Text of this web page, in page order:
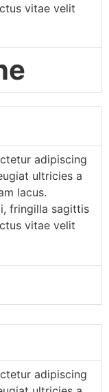
vitae velit
adipiscing
ultricies a
lacus.
fringilla sagittis
vitae velit
adipiscing